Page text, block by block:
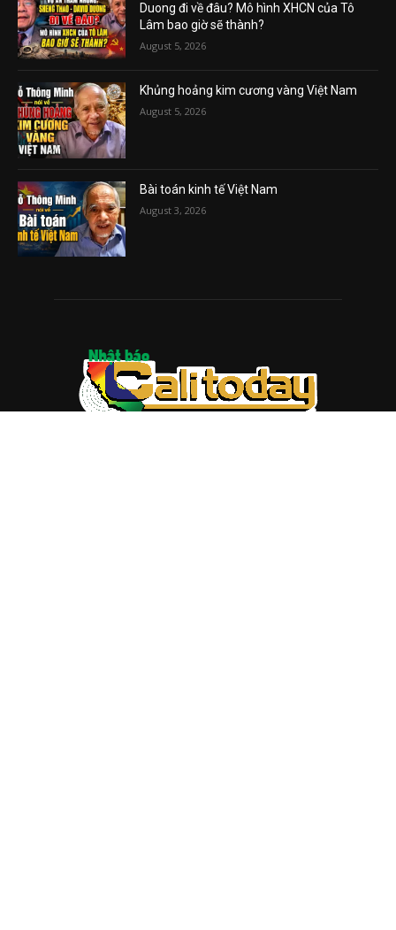
Duong đi về đâu? Mô hình XHCN của Tô
Lâm bao giờ sẽ thành?
August 5, 2026
Khủng hoảng kim cương vàng Việt Nam
August 5, 2026
Bài toán kinh tế Việt Nam
August 3, 2026